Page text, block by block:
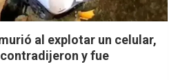
al explotar un celular,
y fue